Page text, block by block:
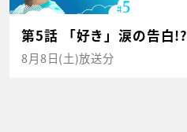
第5話 「好き」涙の告白!?
8月8日(土)放送分